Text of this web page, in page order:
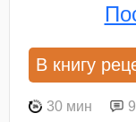
В книгу
30 мин